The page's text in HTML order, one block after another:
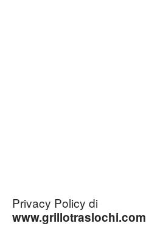
Privacy Policy di
www.grillotraslochi.com